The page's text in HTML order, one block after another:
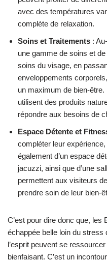
avec des températures
complète de relaxation.
Soins et Traitements :
une gamme de soins et
soins du visage, en
enveloppements
un maximum de bien-
utilisent des produits
répondre aux besoins de
Espace Détente et
compléter leur
également d’un espace
jacuzzi, ainsi que d’une
permettent aux visiteurs
prendre soin de leur bien-
C’est pour dire donc que, les
échappée belle loin du stress
l’esprit peuvent se
bienfaisant. C’est un